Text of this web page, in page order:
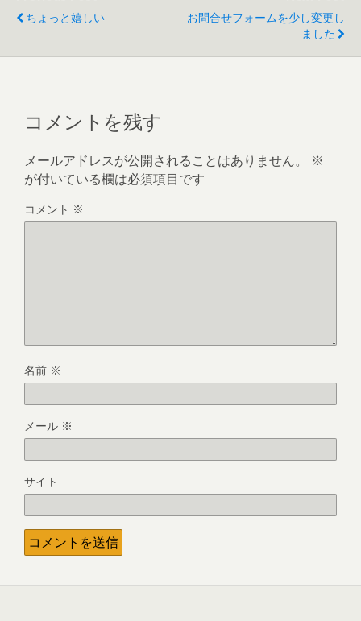
ちょっと嬉しい
お問合せフォームを少し変更し
ました
コメントを残す
メールアドレスが公開されることはありません。
※
が付いている欄は必須項目です
コメント ※
名前 ※
メール ※
サイト